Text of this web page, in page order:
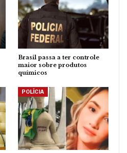
Brasil passa a ter controle
maior sobre produtos
químicos
POLÍCIA